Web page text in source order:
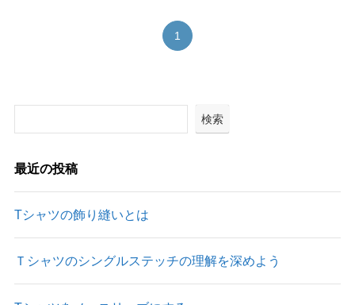
1
検索
最近の投稿
Tシャツの飾り縫いとは
Ｔシャツのシングルステッチの理解を深めよう